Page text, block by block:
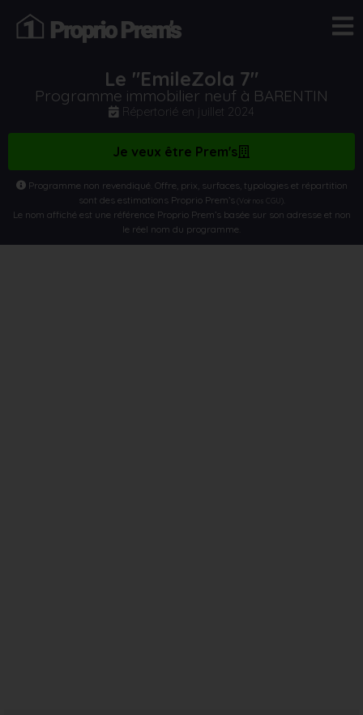
Le "EmileZola 7"
Programme immobilier neuf à BARENTIN
Répertorié en juillet 2024
Je veux être Prem's
Programme non revendiqué. Offre, prix, surfaces, typologies et répartition
sont des estimations Proprio Prem’s(Voir nos CGU)
Le nom affiché est une référence Proprio Prem’s basée sur son adresse et non
le réel nom du programme.